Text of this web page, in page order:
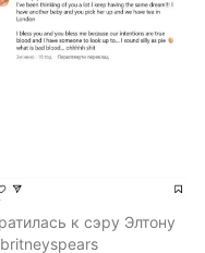
к сэру Элтону